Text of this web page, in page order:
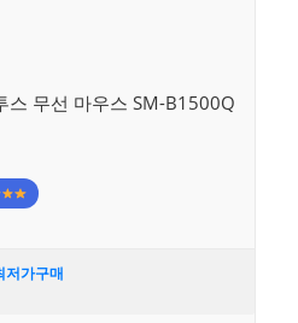
스 무선 마우스 SM-B1500Q
저가구매